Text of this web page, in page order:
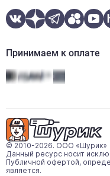
WhatsApp
Telegram
Принимаем к оплате
© 2010-2026. ООО «Шурик»
Данный ресурс носит
Публичной офертой,
является.